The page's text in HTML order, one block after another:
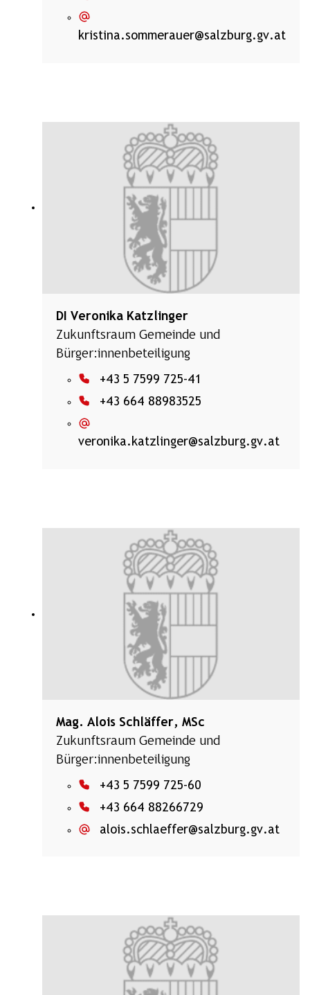
kristina.sommerauer@salzburg.gv.at
DI Veronika Katzlinger
Zukunftsraum Gemeinde und
Bürger:innenbeteiligung
+43 5 7599 725-41
+43 664 88983525
veronika.katzlinger@salzburg.gv.at
​Mag. Alois Schläffer, MSc
Zukunftsraum Gemeinde und
Bürger:innenbeteiligung
+43 5 7599 725-60
+43 664 88266729
alois.schlaeffer@salzburg.gv.at